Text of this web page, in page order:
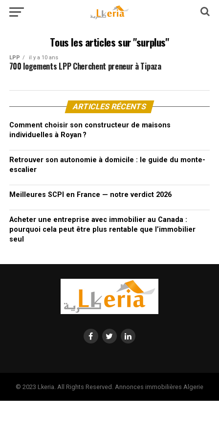
Tous les articles sur "surplus"
LPP il y a 10 ans
700 logements LPP Cherchent preneur à Tipaza
ARTICLES RÉCENTS
Comment choisir son constructeur de maisons
individuelles à Royan ?
Retrouver son autonomie à domicile : le guide du monte-
escalier
Meilleures SCPI en France — notre verdict 2026
Acheter une entreprise avec immobilier au Canada :
pourquoi cela peut être plus rentable que l’immobilier
seul
© 2023 Lkeria. All Rights Reserved. Annonces immobilières Algerie